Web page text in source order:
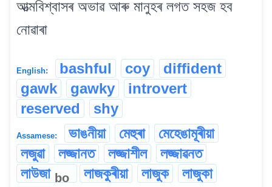
আত্মবিশ্বাসৰ অভাৱ আৰু মানুহৰ লগত সহজ হব
নোৱাৰা
English: bashful coy
diffident
gawk
gawky
introvert
reserved
shy
Assamese: ভাঙনীয়া মেহুৰা
মেহেঙামূৰীয়া
লজুৱা
লজ্জানত লজ্জাশীল
লজ্জাৱনত
লাউজা bo লাজকুৰীয়া লাজুক
লাজুকা